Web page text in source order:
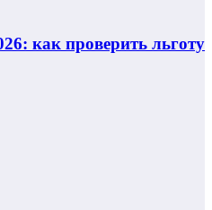
как проверить льготу